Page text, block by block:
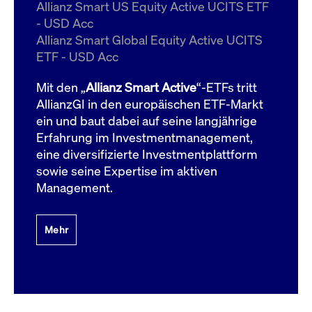
Allianz Smart US Equity Active UCITS ETF
- USD Acc
Allianz Smart Global Equity Active UCITS
ETF - USD Acc
Mit den „Allianz Smart Active“-ETFs tritt
AllianzGI in den europäischen ETF-Markt
ein und baut dabei auf seine langjährige
Erfahrung im Investmentmanagement,
eine diversifizierte Investmentplattform
sowie seine Expertise im aktiven
Management.
Mehr
ApplicationGatewayAffinityCORS
boerse.com
Domain
bis